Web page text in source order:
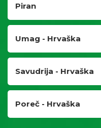
Piran
Umag - Hrvaška
Savudrija - Hrvaška
Poreč - Hrvaška